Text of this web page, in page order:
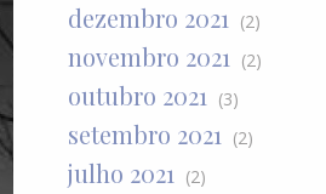
dezembro 2021 (2)
novembro 2021 (2)
outubro 2021 (3)
setembro 2021 (2)
julho 2021 (2)